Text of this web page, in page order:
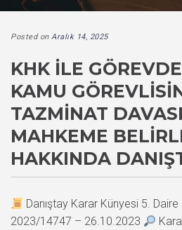
Posted on Aralık 14, 2025
KHK ILE
KAMU
TAZMINAT
MAHKEME
HAKKINDA
Danıştay Karar Künyesi 5.
2023/14747 – 26.10.2023